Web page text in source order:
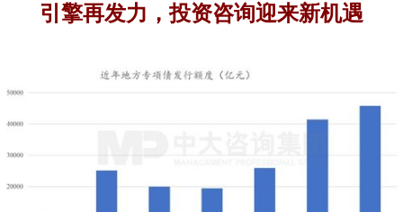
引擎再发力，投资咨询迎来新机遇